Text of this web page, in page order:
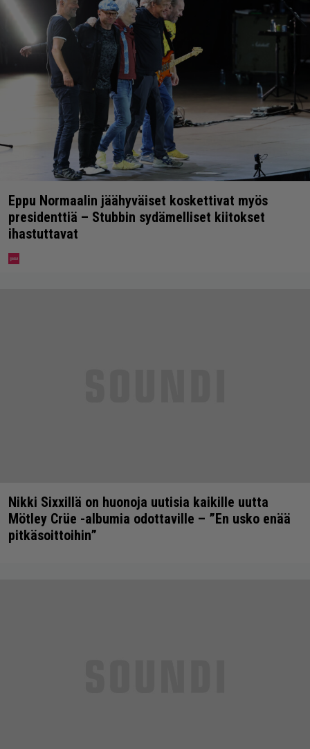
Eppu Normaalin jäähyväiset koskettivat myös
presidenttiä – Stubbin sydämelliset kiitokset
ihastuttavat
Nikki Sixxillä on huonoja uutisia kaikille uutta
Mötley Crüe -albumia odottaville – ”En usko enää
pitkäsoittoihin”